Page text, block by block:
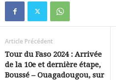
Article Précédent
Tour du Faso 2024 : Arrivée
de la 10e et dernière étape,
Boussé – Ouagadougou, sur